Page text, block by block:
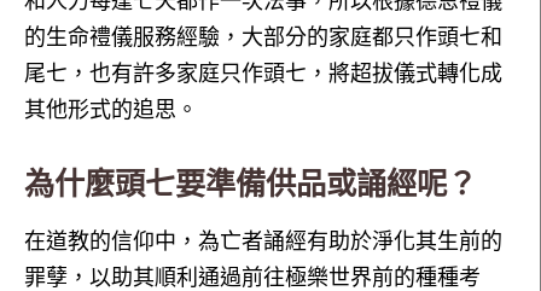
的生命禮儀服務經驗，大部分的家庭都只作頭七和
尾七，也有許多家庭只作頭七，將超拔儀式轉化成
其他形式的追思。
為什麼頭七要準備供品或誦經呢？
在道教的信仰中，為亡者誦經有助於淨化其生前的
罪孽，以助其順利通過前往極樂世界前的種種考